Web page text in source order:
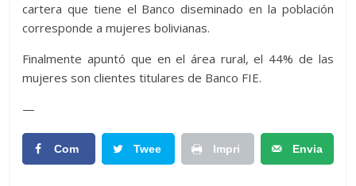
cartera que tiene el Banco diseminado en la población
corresponde a mujeres bolivianas.
Finalmente apuntó que en el área rural, el 44% de las
mujeres son clientes titulares de Banco FIE.
—
Com Twee Impri Envia